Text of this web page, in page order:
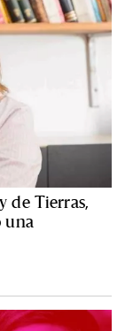
de Tierras,
una